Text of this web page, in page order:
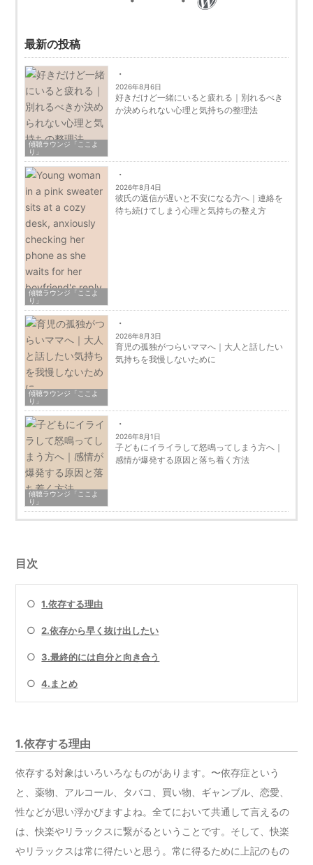
最新の投稿
傾聴ラウンジ「ここよ
り」
2026年8月6日
好きだけど一緒にいると疲れる｜別れるべき
か決められない心理と気持ちの整理法
傾聴ラウンジ「ここよ
り」
2026年8月4日
彼氏の返信が遅いと不安になる方へ｜連絡を
待ち続けてしまう心理と気持ちの整え方
傾聴ラウンジ「ここよ
り」
2026年8月3日
育児の孤独がつらいママへ｜大人と話したい
気持ちを我慢しないために
傾聴ラウンジ「ここよ
り」
2026年8月1日
子どもにイライラして怒鳴ってしまう方へ｜
感情が爆発する原因と落ち着く方法
目次
○1.依存する理由
○ 2.依存から早く抜け出したい
○3.最終的には自分と向き合う
○4.まとめ
1.依存する理由
依存する対象はいろいろなものがあります。〜依存症という
と、薬物、アルコール、タバコ、買い物、ギャンブル、恋愛、
性などが思い浮かびますよね。全てにおいて共通して言えるの
は、快楽やリラックスに繋がるということです。そして、快楽
やリラックスは常に得たいと思う。常に得るために上記のもの